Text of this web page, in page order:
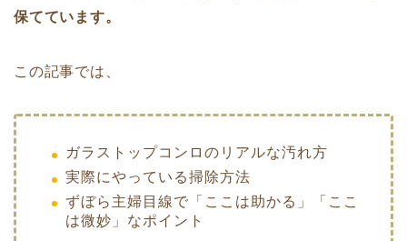
保てています。
この記事では、
ガラストップコンロのリアルな汚れ方
実際にやっている掃除方法
ずぼら主婦目線で「ここは助かる」「ここ
は微妙」なポイント